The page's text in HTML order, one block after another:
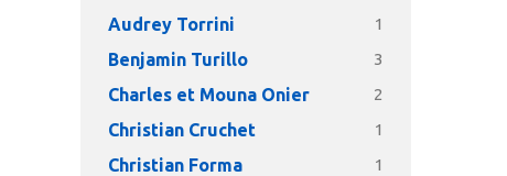
Audrey Torrini 1
Benjamin Turillo 3
Charles et Mouna Onier 2
Christian Cruchet 1
Christian Forma 1